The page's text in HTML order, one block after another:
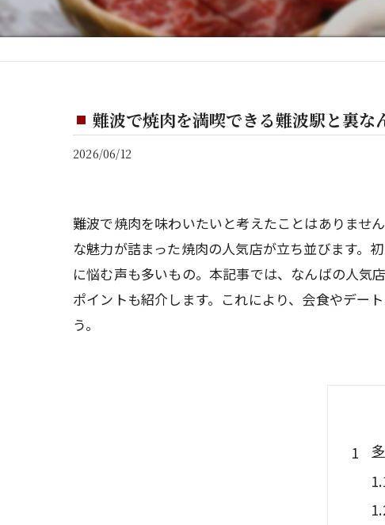
難波で焼肉を満喫できる難波駅と裏な
2026/06/12
難波で焼肉を味わいたいと考えたことはありませ
な魅力が詰まった焼肉の人気店が立ち並びます。
に悩む声も多いもの。本記事では、なんばの人気
ポイントも紹介します。これにより、会食やデー
う。